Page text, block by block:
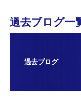
過去ブログ一
過去ブログ